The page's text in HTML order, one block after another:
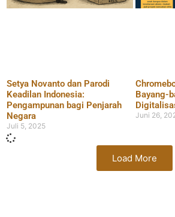
Setya Novanto dan Parodi
Keadilan Indonesia:
Pengampunan bagi Penjarah
Negara
Juli 5, 2025
Bayang-
Juni 26,
Load More